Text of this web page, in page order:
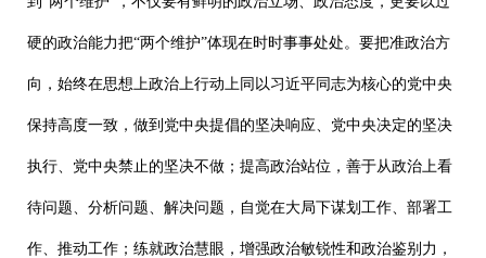
硬的政治能力把“两个维护”体现在时时事事处处。要把准政治方
向，始终在思想上政治上行动上同以习近平同志为核心的党中央
保持高度一致，做到党中央提倡的坚决响应、党中央决定的坚决
执行、党中央禁止的坚决不做；提高政治站位，善于从政治上看
待问题、分析问题、解决问题，自觉在大局下谋划工作、部署工
作、推动工作；练就政治慧眼，增强政治敏锐性和政治鉴别力，